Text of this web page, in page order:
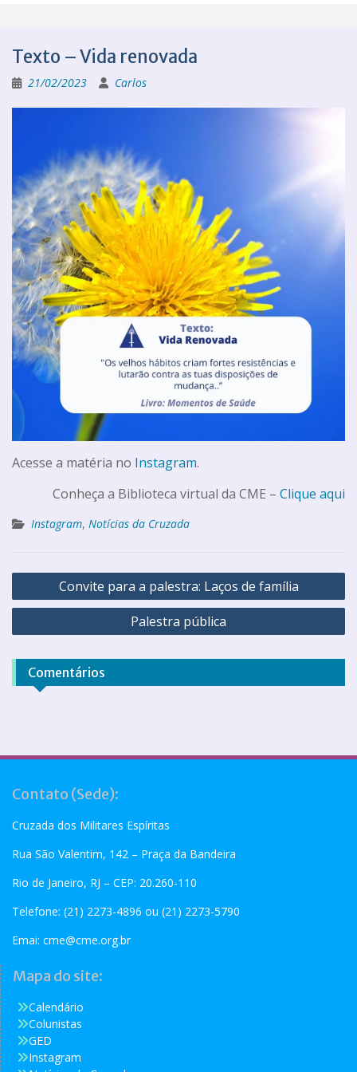
Texto – Vida renovada
21/02/2023 Carlos
Acesse a matéria no Instagram.
Conheça a Biblioteca virtual da CME – Clique aqui
Instagram, Notícias da Cruzada
Convite para a palestra: Laços de família
Palestra pública
Comentários
Contato (Sede):
Cruzada dos Militares Espíritas
Rua São Valentim, 142 – Praça da Bandeira
Rio de Janeiro, RJ – CEP: 20.260-110
Telefone: (21) 2273-4896 ou (21) 2273-5790
Emai: cme@cme.org.br
Mapa do site:
Calendário
Colunistas
GED
Instagram